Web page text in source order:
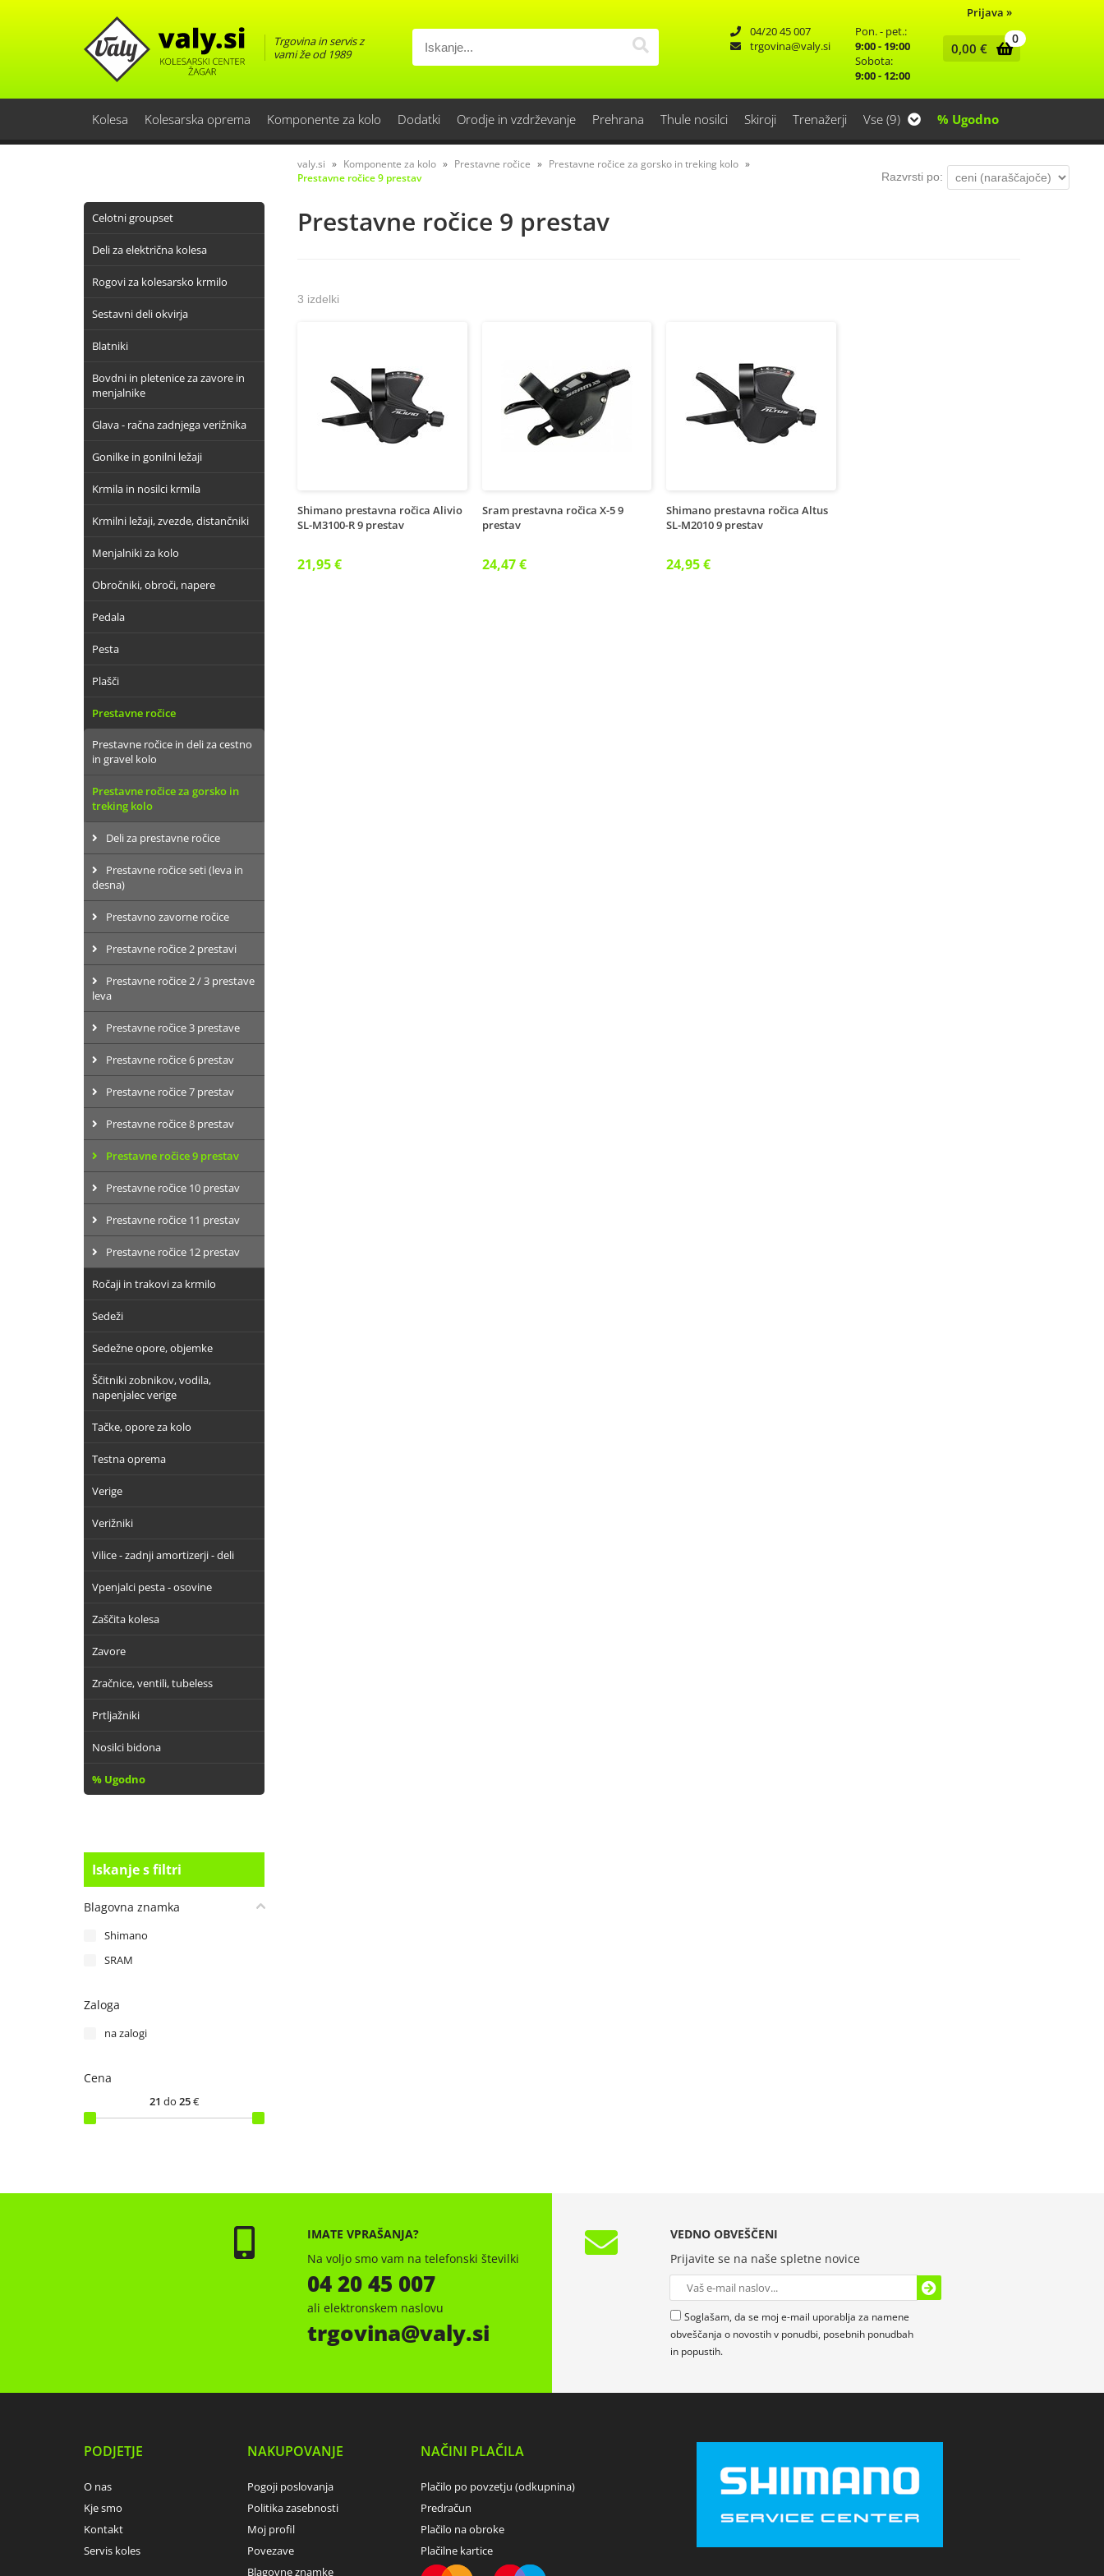
Prijava »
Trgovina in servis z
vami že od 1989
04/20 45 007
trgovina
valy.si
Pon. - pet.:
9:00 - 19:00
Sobota:
9:00 - 12:00
0
0,00 €
Kolesa Kolesarska oprema Komponente za kolo Dodatki Orodje in vzdrževanje Prehrana Thule nosilci Skiroji Trenažerji Vse (9) % Ugodno
Celotni groupset
Deli za električna kolesa
Rogovi za kolesarsko krmilo
Sestavni deli okvirja
Blatniki
Bovdni in pletenice za zavore in
menjalnike
Glava - račna zadnjega verižnika
Gonilke in gonilni ležaji
Krmila in nosilci krmila
Krmilni ležaji, zvezde, distančniki
Menjalniki za kolo
Obročniki, obroči, napere
Pedala
Pesta
Plašči
Prestavne ročice
Prestavne ročice in deli za cestno
in gravel kolo
Prestavne ročice za gorsko in
treking kolo
Deli za prestavne ročice
Prestavne ročice seti (leva in
desna)
Prestavno zavorne ročice
Prestavne ročice 2 prestavi
Prestavne ročice 2 / 3 prestave
leva
Prestavne ročice 3 prestave
Prestavne ročice 6 prestav
Prestavne ročice 7 prestav
Prestavne ročice 8 prestav
Prestavne ročice 9 prestav
Prestavne ročice 10 prestav
Prestavne ročice 11 prestav
Prestavne ročice 12 prestav
Ročaji in trakovi za krmilo
Sedeži
Sedežne opore, objemke
Ščitniki zobnikov, vodila,
napenjalec verige
Tačke, opore za kolo
Testna oprema
Verige
Verižniki
Vilice - zadnji amortizerji - deli
Vpenjalci pesta - osovine
Zaščita kolesa
Zavore
Zračnice, ventili, tubeless
Prtljažniki
Nosilci bidona
% Ugodno
Iskanje s filtri
Blagovna znamka
Shimano
SRAM
Zaloga
na zalogi
Cena
21 do 25€
valy.si Komponente za kolo Prestavne ročice
Prestavne ročice za gorsko in treking kolo
Prestavne ročice 9 prestav
Razvrsti po:
Prestavne ročice 9 prestav
3 izdelki
Shimano prestavna ročica Alivio
SL-M3100-R 9 prestav
21,95 €
Sram prestavna ročica X-5 9
prestav
24,47 €
Shimano prestavna ročica Altus
SL-M2010 9 prestav
24,95 €
IMATE VPRAŠANJA?
Na voljo smo vam na telefonski številki
04 20 45 007
ali elektronskem naslovu
trgovina valy.si
VEDNO OBVEŠČENI
Prijavite se na naše spletne novice
Soglašam, da se moj e-mail uporablja za namene
obveščanja o novostih v ponudbi, posebnih ponudbah
in popustih.
PODJETJE
O nas
Kje smo
Kontakt
Servis koles
NAKUPOVANJE
Pogoji poslovanja
Politika zasebnosti
Moj profil
Povezave
Blagovne znamke
NAČINI PLAČILA
Plačilo po povzetju (odkupnina)
Predračun
Plačilo na obroke
Plačilne kartice